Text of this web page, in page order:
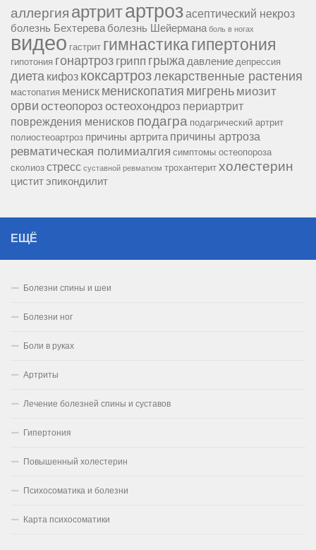
аллергия артритартрозасептический некроз
болезнь Бехтерева болезнь Шейермана боль в ногах
видео гастрит гимнастикагипертония
гипотония гонартроз грипп грыжадавление депрессия
диета кифоз коксартрозлекарственные растения
мастопатия мениск менископатия мигрень миозит
орви остеопороз остеохондроз периартрит
повреждения менисков подагра подагрический артрит
полиостеоартроз причины артрита причины артроза
ревматическая полимиалгия симптомы остеопороза
сколиоз стресс суставной ревматизм трохантерит холестерин
циститэпикондилит
ЕЩЁ
Болезни спины и шеи
Болезни ног
Боли в руках
Артриты
Лечение болезней спины и суставов
Гипертония
Повышенный холестерин
Психосоматика и болезни
Карта психосоматики